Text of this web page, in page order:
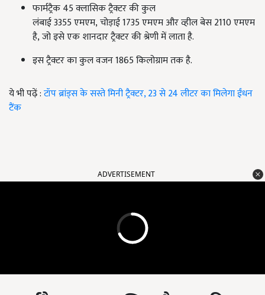
फार्मट्रैक 45क्लासिक ट्रैक्टर की कुल
लंबाई3355एमएम, चोड़ाई 1735एमएम औरव्हील बेस 2110एमएम
है, जो इसे एक शानदार ट्रैक्टर की श्रेणी में लाता है.
इस ट्रैक्टर का कुल वजन 1865किलोग्राम तक है.
ये भी पढ़ें :टॉप ब्रांड्स के सस्ते मिनी ट्रैक्टर, 23 से 24 लीटर का मिलेगा ईंधन
टैंक
ADVERTISEMENT